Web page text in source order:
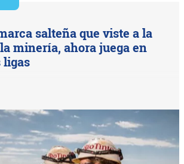
salteña que viste a la
minería, ahora juega en
ligas